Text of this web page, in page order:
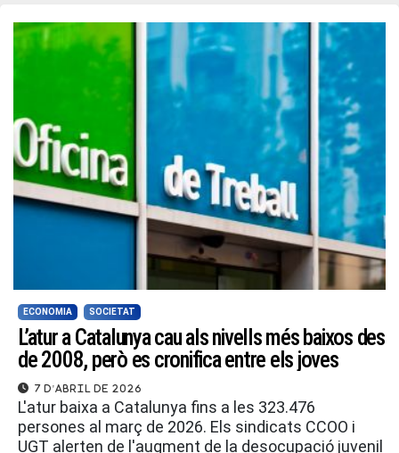
ECONOMIA SOCIETAT
L’atur a Catalunya cau als nivells més baixos des
de 2008, però es cronifica entre els joves
7 d'abril de 2026
L'atur baixa a Catalunya fins a les 323.476
persones al març de 2026. Els sindicats CCOO i
UGT alerten de l'augment de la desocupació juvenil